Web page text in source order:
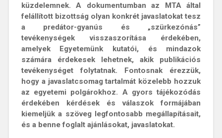
küzdelemnek. A dokumentumban az MTA által
felállított bizottság olyan konkrét javaslatokat tesz
a predátor-gyanús és „szürkezónás”
tevékenységek visszaszorítása érdekében,
amelyek Egyetemünk kutatói, és mindazok
számára érdekesek lehetnek, akik publikációs
tevékenységet folytatnak. Fontosnak érezzük,
hogy a javaslatcsomag tartalmát közelebb hozzuk
az egyetemi polgárokhoz. A gyors tájékozódás
érdekében kérdések és válaszok formájában
kiemeljük a szöveg legfontosabb megállapításait,
és a benne foglalt ajánlásokat, javaslatokat.